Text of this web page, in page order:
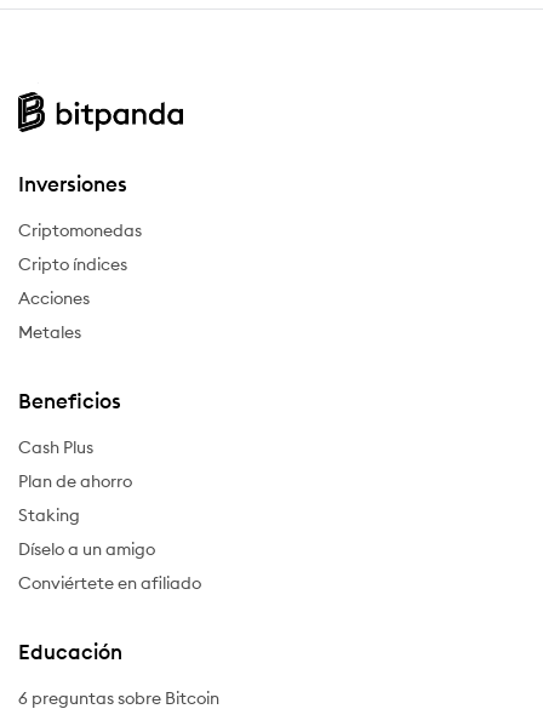
Inversiones
Criptomonedas
Cripto índices
Acciones
Metales
Beneficios
Cash Plus
Plan de ahorro
Staking
Díselo a un amigo
Conviértete en afiliado
Educación
6 preguntas sobre Bitcoin